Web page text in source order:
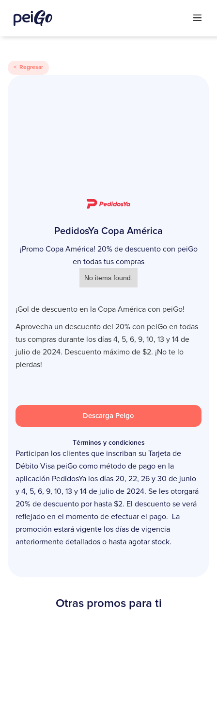
< Regresar
PedidosYa Copa América
¡Promo Copa América! 20% de descuento con peiGo
en todas tus compras
No items found.
¡Gol de descuento en la Copa América con peiGo!
Aprovecha un descuento del 20% con peiGo en todas
tus compras durante los días 4, 5, 6, 9, 10, 13 y 14 de
julio de 2024. Descuento máximo de $2. ¡No te lo
pierdas!
Descarga Peigo
Términos y condiciones
Participan los clientes que inscriban su Tarjeta de
Débito Visa peiGo como método de pago en la
aplicación PedidosYa los días 20, 22, 26 y 30 de junio
y 4, 5, 6, 9, 10, 13 y 14 de julio de 2024. Se les otorgará
20% de descuento por hasta $2. El descuento se verá
reflejado en el momento de efectuar el pago. La
promoción estará vigente los días de vigencia
anteriormente detallados o hasta agotar stock.
Otras promos para ti